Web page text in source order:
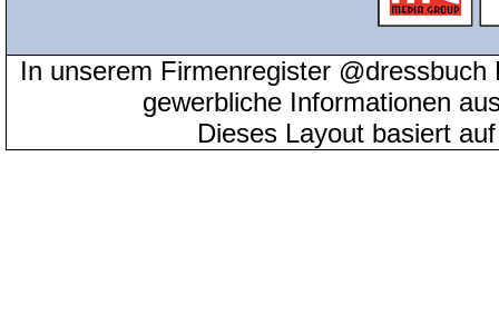
In unserem Firmenregister
gewerbliche Informationen
Dieses Layout basiert